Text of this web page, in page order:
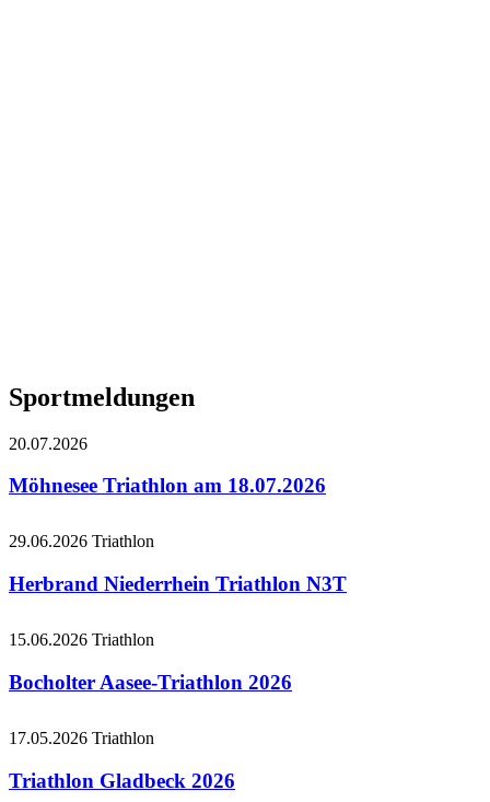
Sportmeldungen
20.07.2026
Möhnesee Triathlon am 18.07.2026
29.06.2026 Triathlon
Herbrand Niederrhein Triathlon N3T
15.06.2026 Triathlon
Bocholter Aasee-Triathlon 2026
17.05.2026 Triathlon
Triathlon Gladbeck 2026